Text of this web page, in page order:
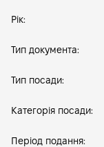
Рік:
Тип документа:
Тип посади:
Категорія посади:
Період подання: